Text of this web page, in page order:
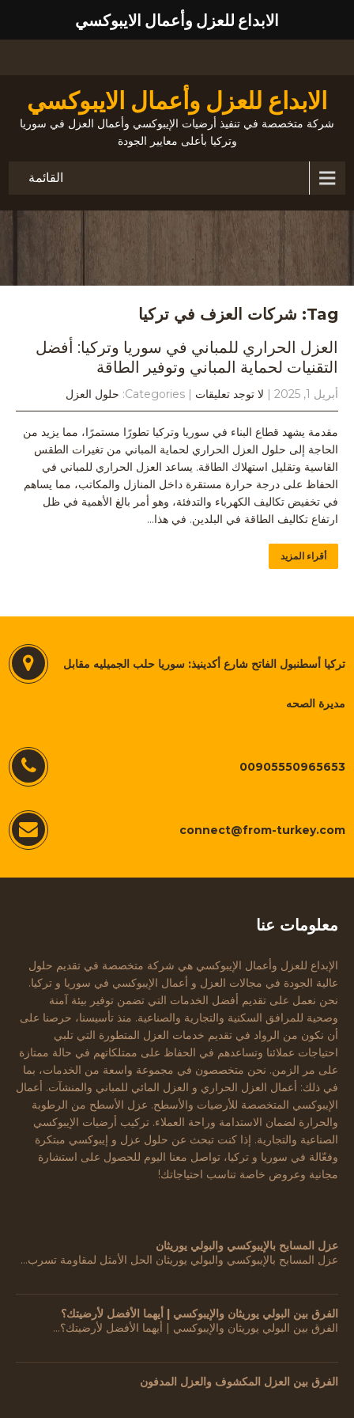
الابداع للعزل وأعمال الايبوكسي
شركة متخصصة في تنفيذ أرضيات الإيبوكسي وأعمال العزل في سوريا
وتركيا بأعلى معايير الجودة
القائمة
Tag: شركات العزف في تركيا
العزل الحراري للمباني في سوريا وتركيا: أفضل
التقنيات لحماية المباني وتوفير الطاقة
أبريل 1, 2025 | لا توجد تعليقات | Categories: حلول العزل
مقدمة يشهد قطاع البناء في سوريا وتركيا تطورًا مستمرًا، مما يزيد من
الحاجة إلى حلول العزل الحراري لحماية المباني من تغيرات الطقس
القاسية وتقليل استهلاك الطاقة. يساعد العزل الحراري للمباني في
الحفاظ على درجة حرارة مستقرة داخل المنازل والمكاتب، مما يساهم
في تخفيض تكاليف الكهرباء والتدفئة، وهو أمر بالغ الأهمية في ظل
ارتفاع تكاليف الطاقة في البلدين. في هذا…
أقراء المزيد
تركيا أسطنبول الفاتح شارع أكدينيذ: سوريا حلب الجميليه مقابل
مديرة الصحه
00905550965653
connect@from-turkey.com
معلومات عنا
الإبداع للعزل وأعمال الإيبوكسي هي شركة متخصصة في تقديم حلول
عالية الجودة في مجالات العزل و أعمال الإيبوكسي في سوريا و تركيا.
نحن نعمل على تقديم أفضل الخدمات التي تضمن توفير بيئة آمنة
وصحية للمرافق السكنية والتجارية والصناعية. منذ تأسيسنا، حرصنا على
أن نكون من الرواد في تقديم خدمات العزل المتطورة التي تلبي
احتياجات عملائنا وتساعدهم في الحفاظ على ممتلكاتهم في حالة ممتازة
على مر الزمن. نحن متخصصون في مجموعة واسعة من الخدمات، بما
في ذلك: أعمال العزل الحراري و العزل المائي للمباني والمنشآت. أعمال
الإيبوكسي المتخصصة للأرضيات والأسطح. عزل الأسطح من الرطوبة
والحرارة لضمان الاستدامة وراحة العملاء. تركيب أرضيات الإيبوكسي
الصناعية والتجارية. إذا كنت تبحث عن حلول عزل و إيبوكسي مبتكرة
وفعّالة في سوريا و تركيا، تواصل معنا اليوم للحصول على استشارة
مجانية وعروض خاصة تناسب احتياجاتك!
عزل المسابح بالإيبوكسي والبولي يوريثان
عزل المسابح بالإيبوكسي والبولي يوريثان الحل الأمثل لمقاومة تسرب…
الفرق بين البولي يوريثان والإيبوكسي | أيهما الأفضل لأرضيتك؟
الفرق بين البولي يوريثان والإيبوكسي | أيهما الأفضل لأرضيتك؟…
الفرق بين العزل المكشوف والعزل المدفون
الابداع للعزل وأعمال الايبوكسي